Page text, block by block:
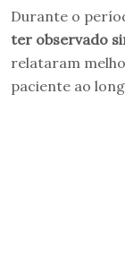
Durante o
ter observado
relataram
paciente ao